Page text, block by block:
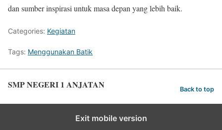
dan sumber inspirasi untuk masa depan yang lebih baik.
Categories: Kegiatan
Tags: Menggunakan Batik
SMP NEGERI 1 ANJATAN Back to top
Exit mobile version